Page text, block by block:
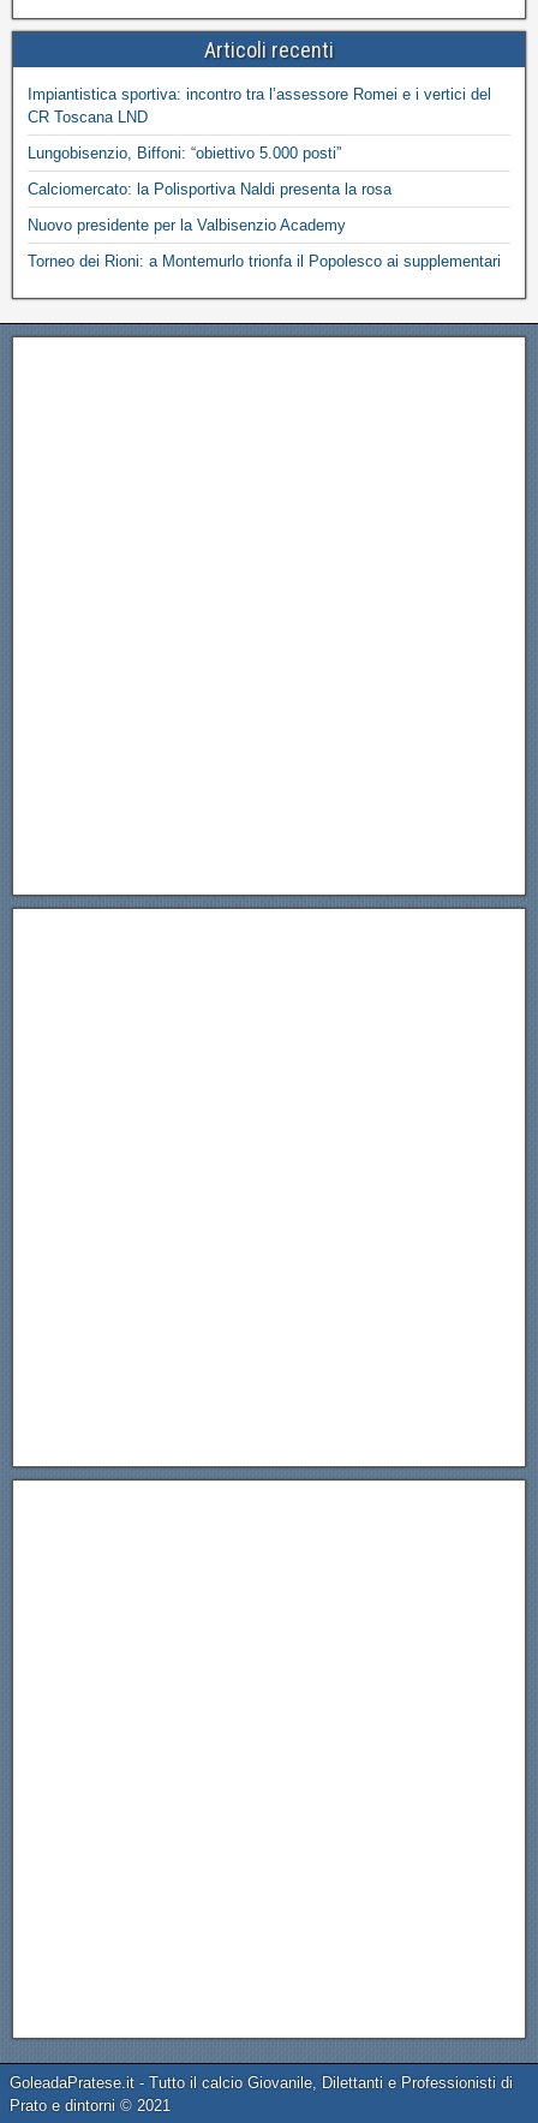
Articoli recenti
Impiantistica sportiva: incontro tra l’assessore Romei e i vertici del
CR Toscana LND
Lungobisenzio, Biffoni: “obiettivo 5.000 posti”
Calciomercato: la Polisportiva Naldi presenta la rosa
Nuovo presidente per la Valbisenzio Academy
Torneo dei Rioni: a Montemurlo trionfa il Popolesco ai supplementari
GoleadaPratese.it - Tutto il calcio Giovanile, Dilettanti e Professionisti di
Prato e dintorni © 2021